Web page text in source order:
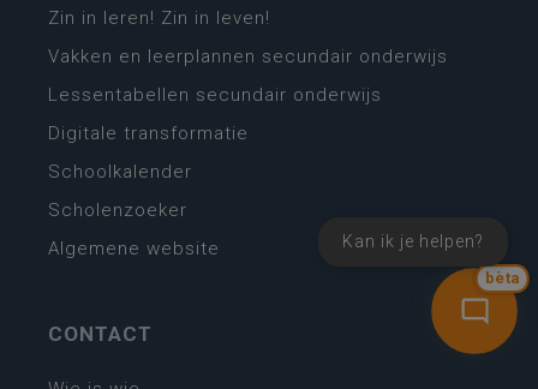
bèta
Kan ik je helpen?
Zin in leren! Zin in leven!
Vakken en leerplannen secundair onderwijs
Lessentabellen secundair onderwijs
Digitale transformatie
Schoolkalender
Scholenzoeker
Algemene website
CONTACT